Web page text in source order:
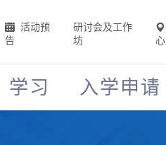
活动预
告
研讨会及工作
坊
心
学习 入学申请